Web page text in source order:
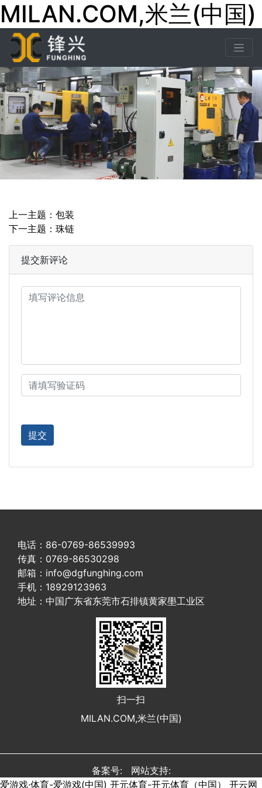
MILAN.COM,米兰(中国)
下一张
上一主题：包装
下一主题：珠链
提交新评论
电话：86-0769-86539993
传真：0769-86530298
邮箱：info@dgfunghing.com
手机：18929123963
地址：中国广东省东莞市石排镇黄家壆工业区
扫一扫
MILAN.COM,米兰(中国)
备案号: 网站支持:
爱游戏·体育-爱游戏(中国) 开元体育-开元体育（中国） 开云网